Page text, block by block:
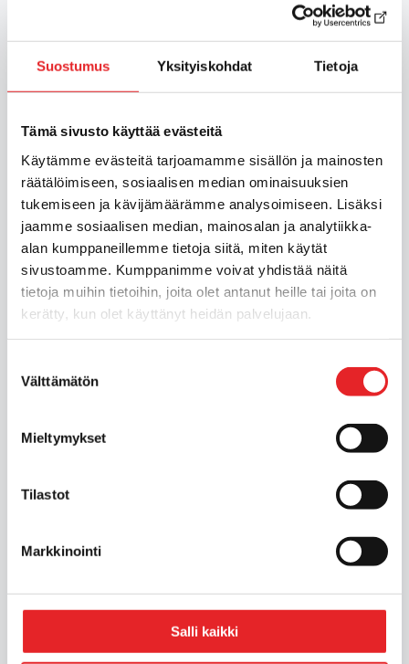
Suostumus Yksityiskohdat Tietoja
Tämä sivusto käyttää evästeitä
Käytämme evästeitä tarjoamamme sisällön ja mainosten
räätälöimiseen, sosiaalisen median ominaisuuksien
tukemiseen ja kävijämäärämme analysoimiseen. Lisäksi
jaamme sosiaalisen median, mainosalan ja analytiikka-
alan kumppaneillemme tietoja siitä, miten käytät
sivustoamme. Kumppanimme voivat yhdistää näitä
tietoja muihin tietoihin, joita olet antanut heille tai joita on
kerätty, kun olet käyttänyt heidän palvelujaan.
valinta
Välttämätön
Mieltymykset
Tilastot
Markkinointi
Salli kaikki
Tutustu palveluihin
Etkö löydä
tarvitsemaasi